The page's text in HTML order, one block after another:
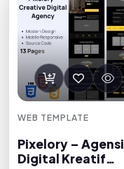
WEB TEMPLATE
Pixelory – Agensi
Digital Kreatif